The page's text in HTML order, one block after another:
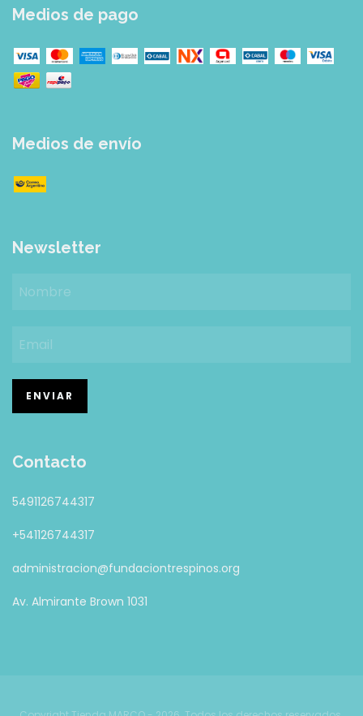
Medios de pago
Medios de envío
Newsletter
Contacto
5491126744317
+541126744317
administracion@fundaciontrespinos.org
Av. Almirante Brown 1031